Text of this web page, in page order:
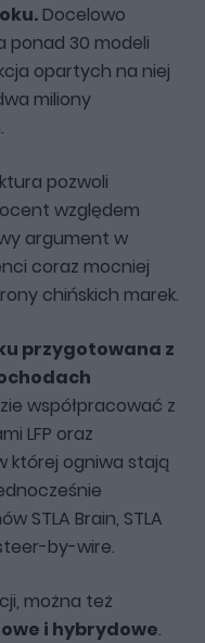
Docelowo
30 modeli
opartych na niej
miliony
pozwoli
względem
argument w
coraz mocniej
chińskich marek.
przygotowana z
współpracować z
LFP oraz
której ogniwa stają
STLA Brain, STLA
by-wire.
można też
i hybrydowe.